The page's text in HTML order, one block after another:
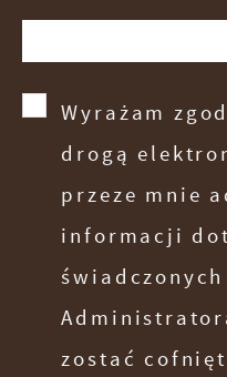
Wyrażam
drogą
przeze mnie
informacji
zostać